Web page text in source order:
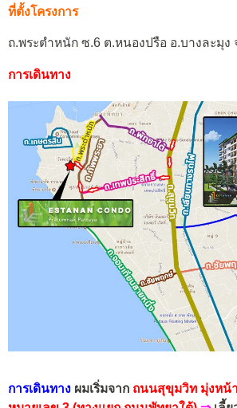
ที่ตั้งโครงการ
ถ.พระตำหนัก ซ.6 ต.หนองปรือ อ.บางละมุง
การเดินทาง
การเดินทาง ผมเริ่มจาก ถนนสุขุมวิท มุ่งหน้